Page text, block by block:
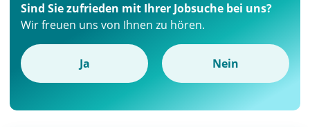
Sind Sie zufrieden mit Ihrer Jobsuche bei uns?
Wir freuen uns von Ihnen zu hören.
Ja Nein